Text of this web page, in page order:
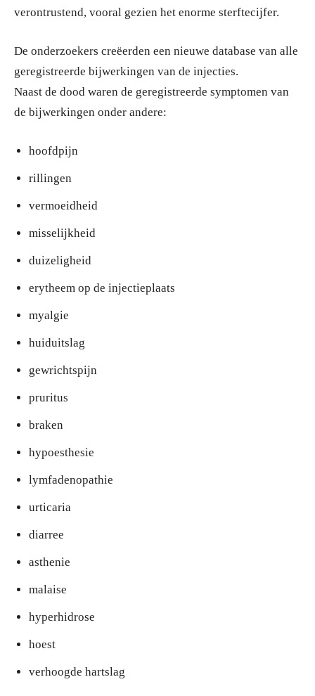
verontrustend, vooral gezien het enorme sterftecijfer.
De onderzoekers creëerden een nieuwe database van alle
geregistreerde bijwerkingen van de injecties.
Naast de dood waren de geregistreerde symptomen van
de bijwerkingen onder andere:
hoofdpijn
rillingen
vermoeidheid
misselijkheid
duizeligheid
erytheem op de injectieplaats
myalgie
huiduitslag
gewrichtspijn
pruritus
braken
hypoesthesie
lymfadenopathie
urticaria
diarree
asthenie
malaise
hyperhidrose
hoest
verhoogde hartslag